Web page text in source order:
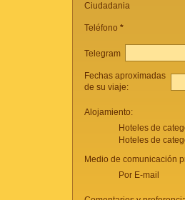
Ciudadania
Teléfono *
Telegram
Fechas aproximadas
de su viaje:
Alojamiento:
Hoteles de
Hoteles de
Medio de comunicación
Por E-mail